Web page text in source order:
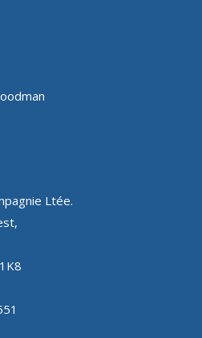
Ltée.